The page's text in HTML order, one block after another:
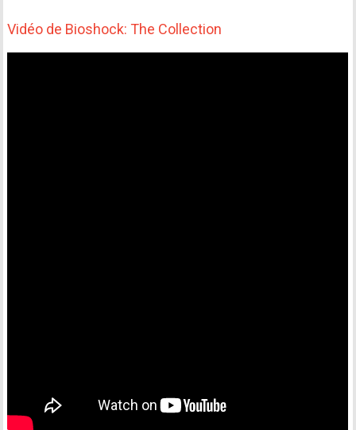
Vidéo de Bioshock: The Collection